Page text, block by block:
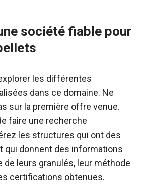
société fiable pour
les différentes
dans ce domaine. Ne
sur la première offre venue.
faire une recherche
les structures qui ont des
qui donnent des informations
de leurs granulés, leur méthode
certifications obtenues.